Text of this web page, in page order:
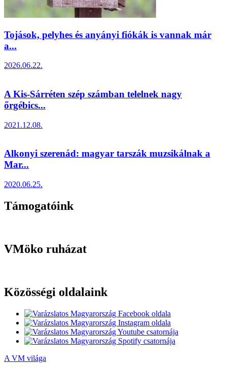
Tojások, pelyhes és anyányi fiókák is vannak már
a...
2026.06.22.
A Kis-Sárréten szép számban telelnek nagy
őrgébics...
2021.12.08.
Alkonyi szerenád: magyar tarszák muzsikálnak a
Mar...
2020.06.25.
Támogatóink
VMöko ruházat
Közösségi oldalaink
A VM világa